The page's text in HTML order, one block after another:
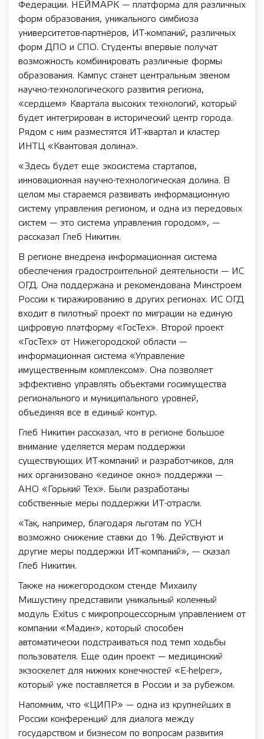
Федерации. НЕЙМАРК — платформа для различных
форм образования, уникального симбиоза
университетов-партнёров, ИТ-компаний, различных
форм ДПО и СПО. Студенты впервые получат
возможность комбинировать различные формы
образования. Кампус станет центральным звеном
научно-технологического развития региона,
«сердцем» Квартала высоких технологий, который
будет интегрирован в исторический центр города.
Рядом с ним разместятся ИТ-квартал и кластер
ИНТЦ «Квантовая долина».
«Здесь будет еще экосистема стартапов,
инновационная научно-технологическая долина. В
целом мы стараемся развивать информационную
систему управления регионом, и одна из передовых
систем — это система управления городом», —
рассказал Глеб Никитин.
В регионе внедрена информационная система
обеспечения градостроительной деятельности — ИС
ОГД. Она поддержана и рекомендована Минстроем
России к тиражированию в других регионах. ИС ОГД
входит в пилотный проект по миграции на единую
цифровую платформу «ГосТех». Второй проект
«ГосТех» от Нижегородской области —
информационная система «Управление
имущественным комплексом». Она позволяет
эффективно управлять объектами госимущества
регионального и муниципального уровней,
объединяя все в единый контур.
Глеб Никитин рассказал, что в регионе большое
внимание уделяется мерам поддержки
существующих ИТ-компаний и разработчиков, для
них организовано «единое окно» поддержки —
АНО «Горький Тех». Были разработаны
собственные меры поддержки ИТ-отрасли.
«Так, например, благодаря льготам по УСН
возможно снижение ставки до 1%. Действуют и
другие меры поддержки ИТ-компаний», — сказал
Глеб Никитин.
Также на нижегородском стенде Михаилу
Мишустину представили уникальный коленный
модуль Exitus с микропроцессорным управлением от
компании «Мадин», который способен
автоматически подстраиваться под темп ходьбы
пользователя. Еще один проект — медицинский
экзоскелет для нижних конечностей «E-helper»,
который уже поставляется в России и за рубежом.
Напомним, что «ЦИПР» — одна из крупнейших в
России конференций для диалога между
государством и бизнесом по вопросам развития